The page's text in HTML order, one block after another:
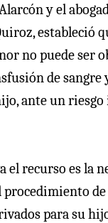
y el
estableció
no puede ser
de sangre
ante un
el recurso es la
procedimiento
para su